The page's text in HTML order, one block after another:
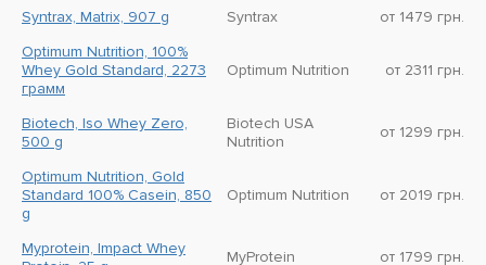
Syntrax, Matrix, 907 g Syntrax
от 1479 грн.
Optimum Nutrition, 100%
Whey Gold Standard, 2273
грамм
Optimum Nutrition от 2311 грн.
Biotech, Iso Whey Zero,
500 g
Biotech USA
Nutrition
от 1299 грн.
Optimum Nutrition, Gold
Standard 100% Casein, 850
g
Optimum Nutrition от 2019 грн.
Myprotein, Impact Whey
MyProtein от 1799 грн.